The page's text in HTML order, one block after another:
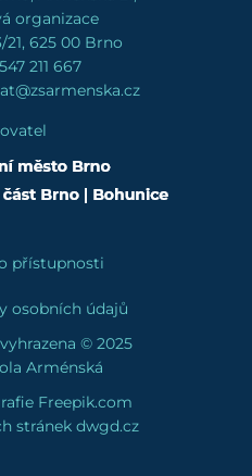
organizace
625 00 Brno
211 667
přístupnosti
osobních údajů
© 2025
Arménská
Freepik.com
stránek dwgd.cz